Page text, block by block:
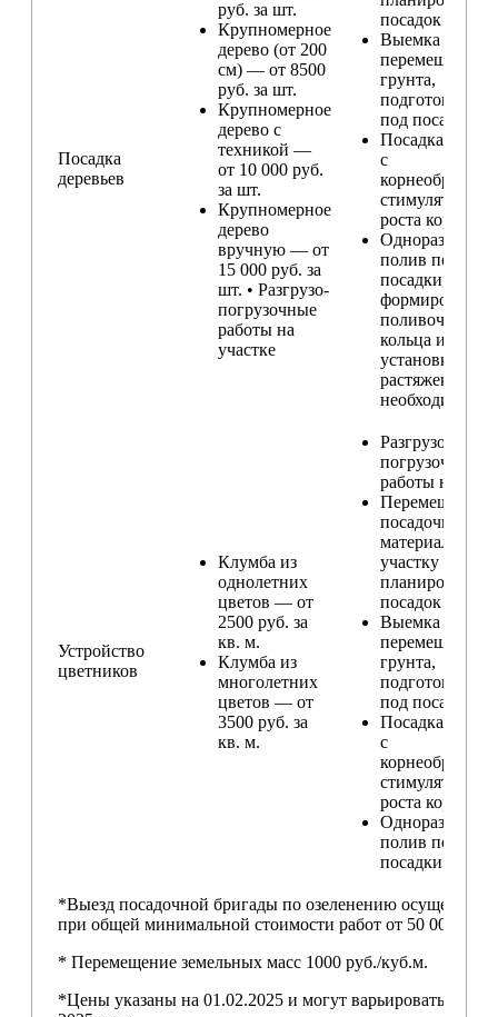
Посадка
деревьев
руб. за шт.
Крупномерное
дерево (от 200
см) — от 8500
руб. за шт.
Крупномерное
дерево с
техникой —
от 10 000 руб.
за шт.
Крупномерное
дерево
вручную — от
15 000 руб. за
шт. • Разгрузо-
погрузочные
работы на
участке
посадок
Выемка и
перемещение
грунта,
подготовка
под посадку
Посадка
с
стимулятором
роста корней
Одноразовый
полив после
посадки,
формирование
поливочного
кольца и
установка
растяжек (при
Устройство
цветников
Клумба из
однолетних
цветов — от
2500 руб. за
кв. м.
Клумба из
многолетних
цветов — от
3500 руб. за
кв. м.
Разгрузо-
погрузочные
работы на
Перемещение
посадочного
материала по
участку и
планирование
посадок
Выемка и
перемещение
грунта,
подготовка
под посадку
Посадка
с
стимулятором
роста корней
Одноразовый
полив после
посадки
*Выезд посадочной бригады по озеленению
при общей минимальной стоимости работ от 50 000,00
* Перемещение земельных масс 1000 руб./куб.м.
*Цены указаны на 01.02.2025 и могут варьироваться